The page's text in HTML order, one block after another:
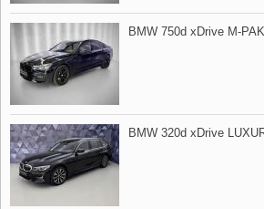
BMW 750d xDrive M​-
BMW 320d xDrive